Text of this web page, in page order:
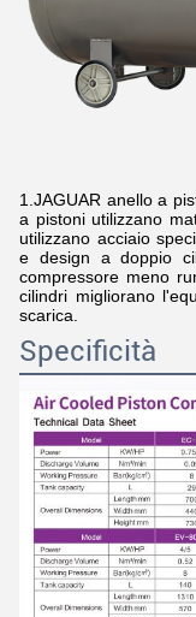
1.JAGUAR anello a
a pistoni utilizzano
utilizzano acciaio
e design a doppio
compressore meno
cilindri migliorano
scarica.
Specificità